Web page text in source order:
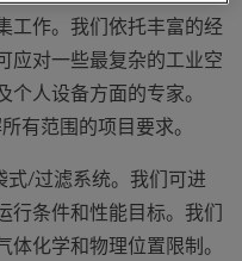
工作。我们依托丰富的经
应对一些最复杂的工业空
人设备方面的专家。
有范围的项目要求。
式/过滤系统。我们可进
行条件和性能目标。我们
化学和物理位置限制。